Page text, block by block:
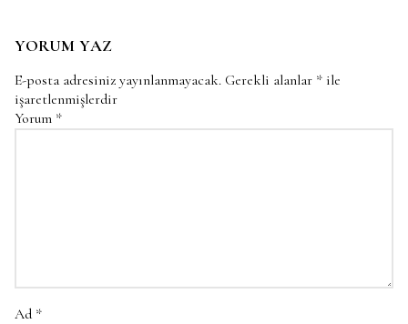
YORUM YAZ
E-posta adresiniz yayınlanmayacak. Gerekli alanlar * ile
işaretlenmişlerdir
Yorum *
Ad *